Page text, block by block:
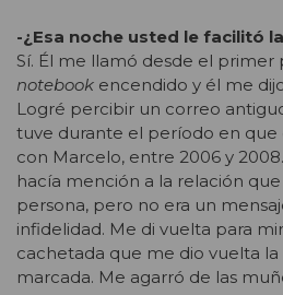
-¿Esa noche usted le facilitó
Sí. Él me llamó desde el primer
notebook encendido y él me
Logré percibir un correo
tuve durante el período en que
con Marcelo, entre 2006 y
hacía mención a la relación
persona, pero no era un
infidelidad. Me di vuelta para
cachetada que me dio vuelta la
marcada. Me agarró de las